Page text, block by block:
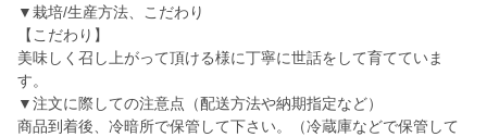
▼栽培/生産方法、こだわり
【こだわり】
美味しく召し上がって頂ける様に丁寧に世話をして育てていま
す。
▼注文に際しての注意点（配送方法や納期指定など）
商品到着後、冷暗所で保管して下さい。（冷蔵庫などで保管して